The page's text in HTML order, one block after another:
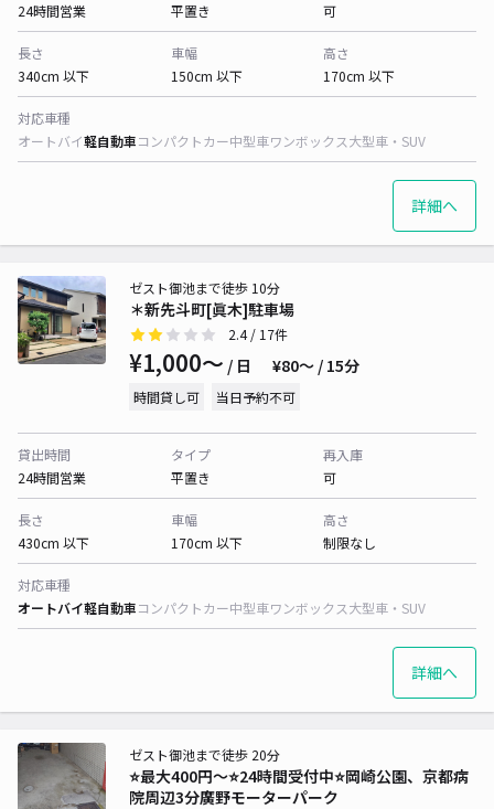
24時間営業
平置き
可
長さ
340cm 以下
車幅
150cm 以下
高さ
170cm 以下
対応車種
オートバイ軽自動車コンパクトカー中型車ワンボックス大型車・SUV
詳細へ
＊新先斗町[眞木]駐車場
ゼスト御池まで徒歩 10分
2.4/ 17件
¥1,000〜 / 日 ¥80〜 / 15分
時間貸し可 当日予約不可
貸出時間
24時間営業
タイプ
平置き
再入庫
可
長さ
430cm 以下
車幅
170cm 以下
高さ
制限なし
対応車種
オートバイ軽自動車コンパクトカー中型車ワンボックス大型車・SUV
詳細へ
⭐️最大400円～⭐24時間受付中︎⭐️岡崎公園、京都病
院周辺3分廣野モーターパーク
ゼスト御池まで徒歩 20分